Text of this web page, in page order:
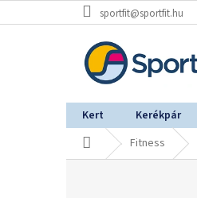
a
sportfit@sportfit.hu
Kert Kerékpár
KezdőlapFitness